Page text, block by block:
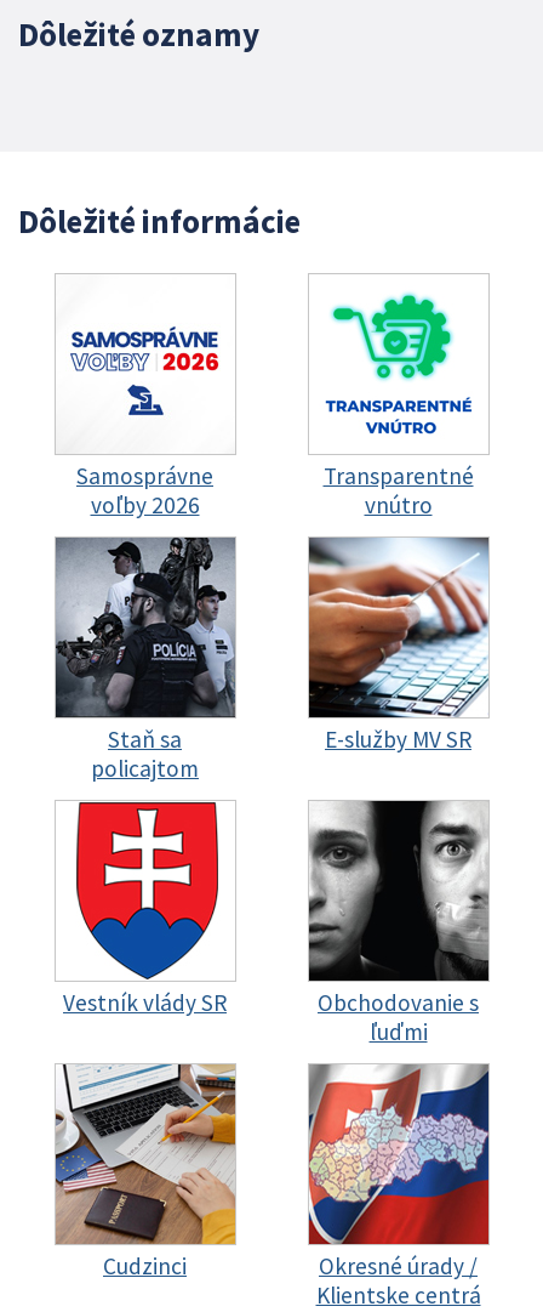
Dôležité oznamy
Dôležité informácie
Samosprávne
voľby 2026
Transparentné
vnútro
Staň sa
policajtom
E-služby MV SR
Vestník vlády SR
Obchodovanie s
ľuďmi
Cudzinci
Okresné úrady /
Klientske centrá